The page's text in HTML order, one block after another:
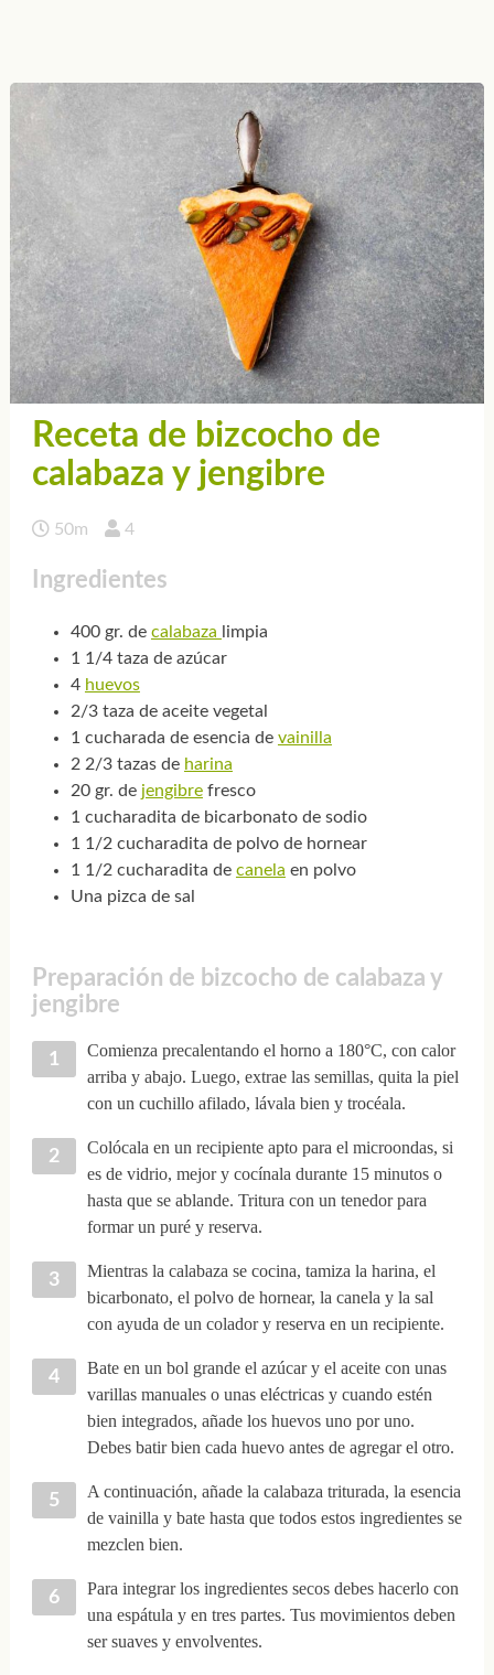
Receta de bizcocho de
calabaza y jengibre
50m 4
Ingredientes
400 gr. de calabaza
limpia
1 1/4 taza de azúcar
4 huevos
2/3 taza de aceite vegetal
1 cucharada de esencia de vainilla
2 2/3 tazas de harina
20 gr. de jengibrefresco
1 cucharadita de bicarbonato de sodio
1 1/2 cucharadita de polvo de hornear
1 1/2 cucharadita de canela en polvo
Una pizca de sal
Preparación de bizcocho de calabaza y
jengibre
Comienza precalentando el horno a 180°C, con calor
arriba y abajo. Luego, extrae las semillas, quita la piel
con un cuchillo afilado, lávala bien y trocéala.
Colócala en un recipiente apto para el microondas, si
es de vidrio, mejor y cocínala durante 15 minutos o
hasta que se ablande. Tritura con un tenedor para
formar un puré y reserva.
Mientras la calabaza se cocina, tamiza la harina, el
bicarbonato, el polvo de hornear, la canela y la sal
con ayuda de un colador y reserva en un recipiente.
Bate en un bol grande el azúcar y el aceite con unas
varillas manuales o unas eléctricas y cuando estén
bien integrados, añade los huevos uno por uno.
Debes batir bien cada huevo antes de agregar el otro.
A continuación, añade la calabaza triturada, la esencia
de vainilla y bate hasta que todos estos ingredientes se
mezclen bien.
Para integrar los ingredientes secos debes hacerlo con
una espátula y en tres partes. Tus movimientos deben
ser suaves y envolventes.